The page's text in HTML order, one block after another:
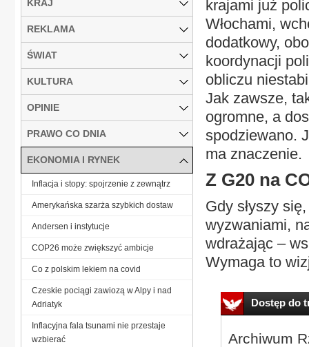
krajami już
Włochami,
dodatkowy,
koordynacji
obliczu
Jak zawsze,
ogromne, a
spodziewano.
ma znaczenie.
Z G20 na
Gdy słyszy
wyzwaniami,
wdrażając –
Wymaga to
Dostęp do
Archiwum
KRAJ
REKLAMA
ŚWIAT
KULTURA
OPINIE
PRAWO CO DNIA
EKONOMIA I RYNEK
Inflacja i stopy: spojrzenie z zewnątrz
Amerykańska szarża szybkich dostaw
Andersen i instytucje
COP26 może zwiększyć ambicje
Co z polskim lekiem na covid
Czeskie pociągi zawiozą w Alpy i nad
Adriatyk
Inflacyjna fala tsunami nie przestaje
wzbierać